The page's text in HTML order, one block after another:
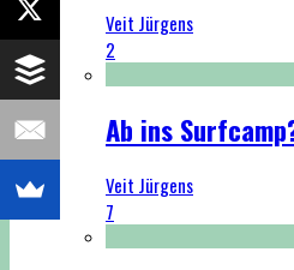
Veit Jürgens
2
Ab ins
Veit Jürgens
7